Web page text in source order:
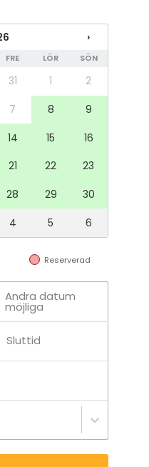
sopimus.
›
FRE LÖR SÖN
31 1
2
7 8
9
14 15
16
21 22
23
28 29
30
4 5 6
Reserverad
Andra datum
möjliga
Sluttid